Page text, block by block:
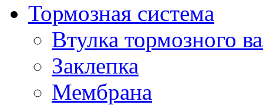
Тормозная система
Втулка тормозного
Заклепка
Мембрана